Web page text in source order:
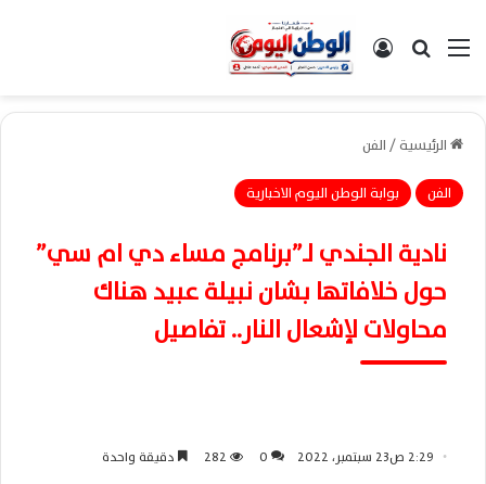
القائمةبحث عن تسجيل الدخول
الرئيسية/الفن
الفن
بوابة الوطن اليوم الاخبارية
نادية الجندي لـ”برنامج مساء دي ام سي”
حول خلافاتها بشان نبيلة عبيد هناك
محاولات لإشعال النار.. تفاصيل
2:29 ص23 سبتمبر، 2022 0
282 دقيقة واحدة